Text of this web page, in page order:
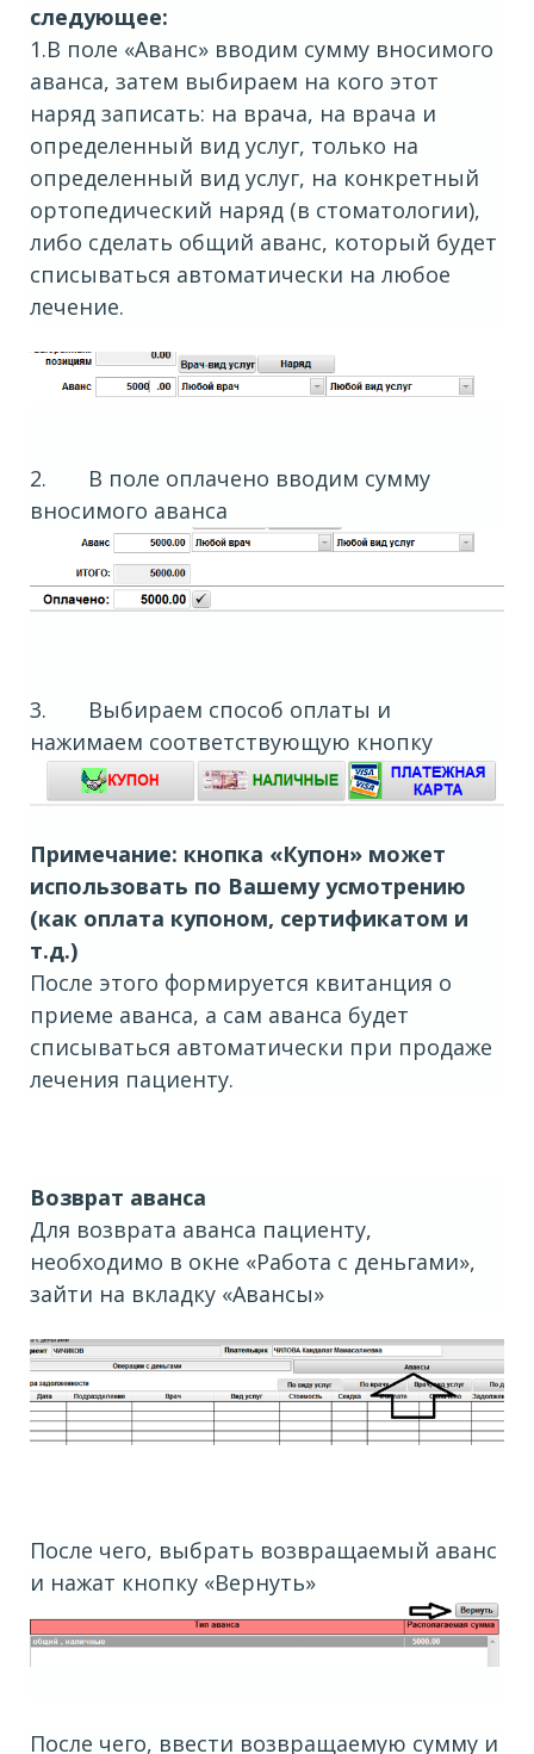
следующее:
1.В поле «Аванс» вводим сумму вносимого
аванса, затем выбираем на кого этот
наряд записать: на врача, на врача и
определенный вид услуг, только на
определенный вид услуг, на конкретный
ортопедический наряд (в стоматологии),
либо сделать общий аванс, который будет
списываться автоматически на любое
лечение.
2. В поле оплачено вводим сумму
вносимого аванса
3. Выбираем способ оплаты и
нажимаем соответствующую кнопку
Примечание: кнопка «Купон» может
использовать по Вашему усмотрению
(как оплата купоном, сертификатом и
т.д.)
После этого формируется квитанция о
приеме аванса, а сам аванса будет
списываться автоматически при продаже
лечения пациенту.
Возврат аванса
Для возврата аванса пациенту,
необходимо в окне «Работа с деньгами»,
зайти на вкладку «Авансы»
После чего, выбрать возвращаемый аванс
и нажат кнопку «Вернуть»
После чего, ввести возвращаемую сумму и